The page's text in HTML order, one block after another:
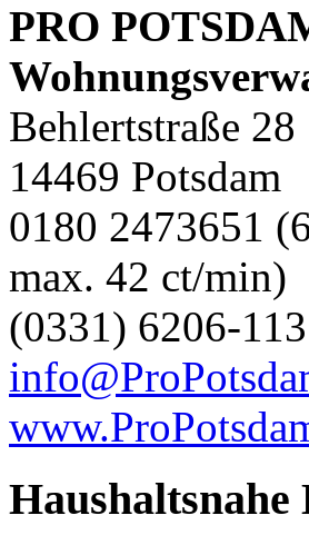
PRO
Behlertstraße 28
14469 Potsdam
0180 2473651
max. 42 ct/min)
(0331) 6206-113
Haushaltsnahe